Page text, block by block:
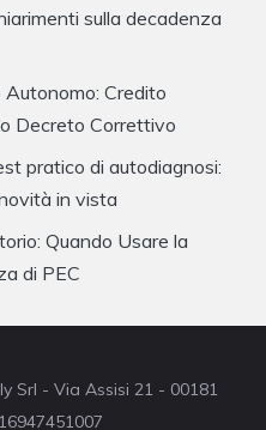
sulla decadenza
Credito
Decreto Correttivo
pratico di autodiagnosi:
in vista
Quando Usare la
di PEC
Srl - Via Assisi 21 - 00181